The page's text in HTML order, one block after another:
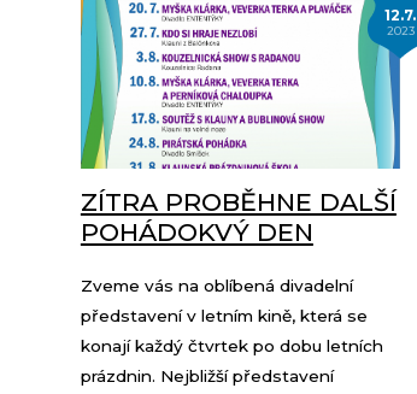
12.7.
2023
ZÍTRA PROBĚHNE DALŠÍ
POHÁDOKVÝ DEN
Zveme vás na oblíbená divadelní
představení v letním kině, která se
konají každý čtvrtek po dobu letních
prázdnin. Nejbližší představení